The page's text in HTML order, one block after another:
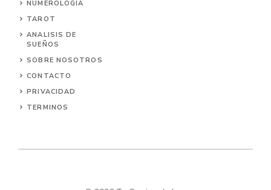
NUMEROLOGIA
TAROT
ANALISIS DE
SUEÑOS
SOBRE NOSOTROS
CONTACTO
PRIVACIDAD
TERMINOS